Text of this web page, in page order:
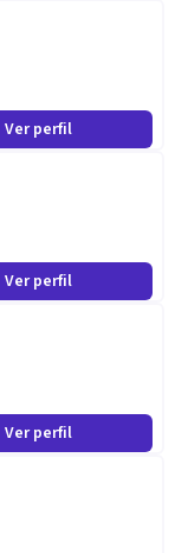
Ver perfil
Ver perfil
Ver perfil